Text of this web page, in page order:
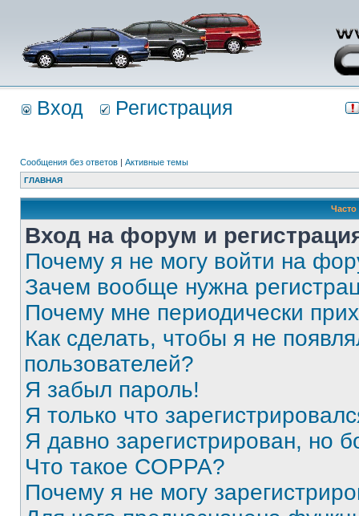
Вход Регистрация
Сообщения без ответов | Активные темы
ГЛАВНАЯ
Вход на форум и
Почему я не могу войти на
Зачем вообще нужна
Почему мне периодически
Как сделать, чтобы я не
пользователей?
Я забыл пароль!
Я только что
Я давно зарегистрирован, но
Что такое COPPA?
Почему я не могу